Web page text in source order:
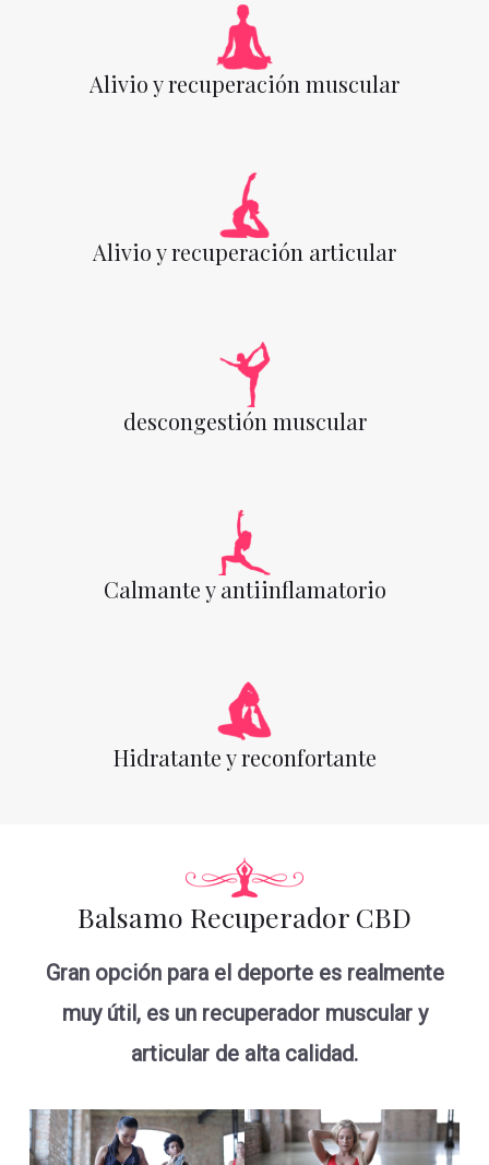
Alivio y recuperación muscular
Alivio y recuperación articular
descongestión muscular
Calmante y antiinflamatorio
Hidratante y reconfortante
Balsamo Recuperador CBD
Gran opción para el deporte es realmente
muy útil, es un recuperador muscular y
articular de alta calidad.